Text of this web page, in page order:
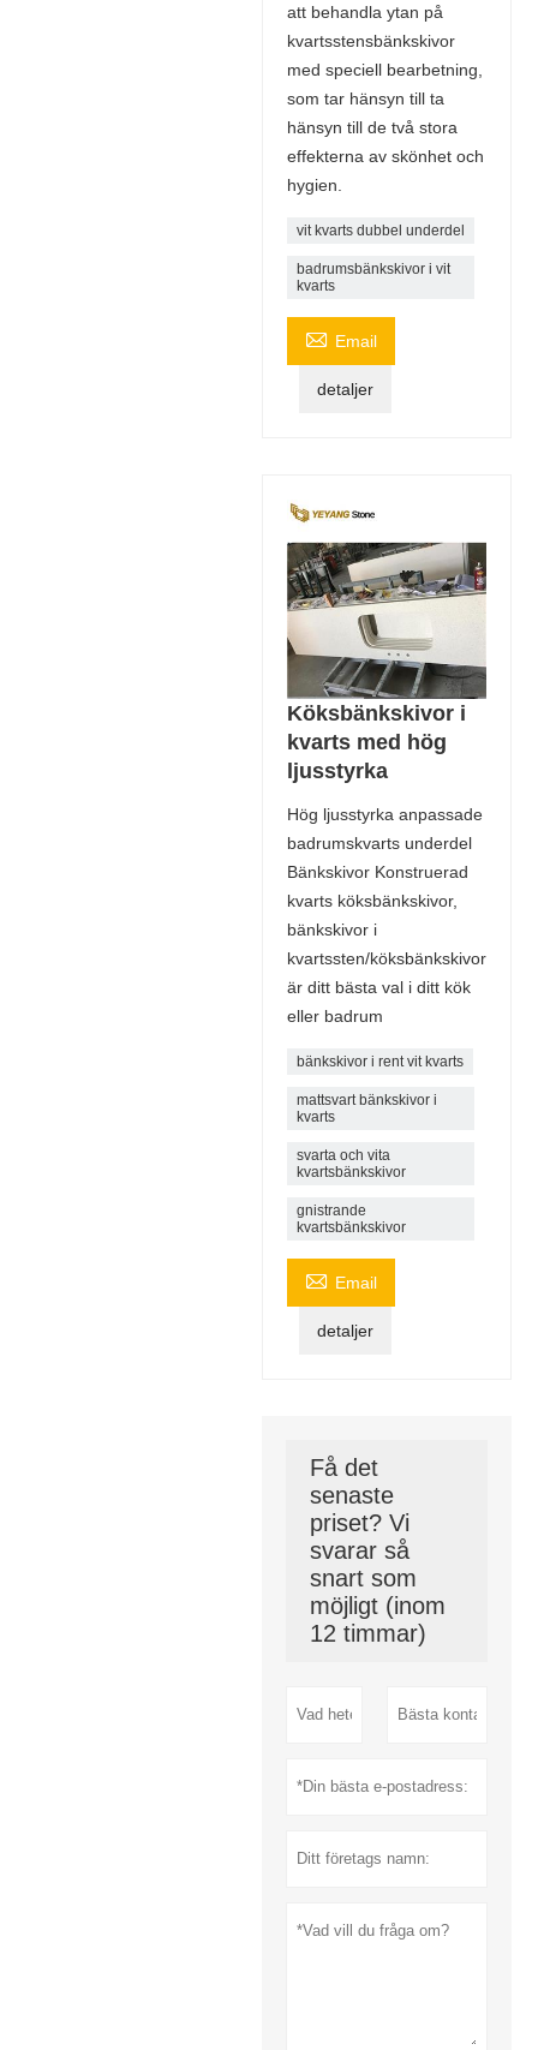
att behandla ytan på
kvartsstensbänkskivor
med speciell bearbetning,
som tar hänsyn till ta
hänsyn till de två stora
effekterna av skönhet och
hygien.
vit kvarts dubbel underdel
badrumsbänkskivor i vit
kvarts
 Email
detaljer
Köksbänkskivor i
kvarts med hög
ljusstyrka
Hög ljusstyrka anpassade
badrumskvarts underdel
Bänkskivor Konstruerad
kvarts köksbänkskivor,
bänkskivor i
kvartssten/köksbänkskivor
är ditt bästa val i ditt kök
eller badrum
bänkskivor i rent vit kvarts
mattsvart bänkskivor i
kvarts
svarta och vita
kvartsbänkskivor
gnistrande
kvartsbänkskivor
 Email
detaljer
Få det
senaste
priset? Vi
svarar så
snart som
möjligt (inom
12 timmar)